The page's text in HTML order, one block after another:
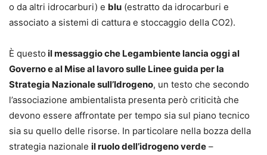
o da altri idrocarburi) e blu (estratto da idrocarburi e
associato a sistemi di cattura e stoccaggio della CO2).
È questo il messaggio che Legambiente lancia oggi al
Governo e al Mise al lavoro sulle Linee guida per la
Strategia Nazionale sull’Idrogeno, un testo che secondo
l’associazione ambientalista presenta però criticità che
devono essere affrontate per tempo sia sul piano tecnico
sia su quello delle risorse. In particolare nella bozza della
strategia nazionale il ruolo dell’idrogeno verde –